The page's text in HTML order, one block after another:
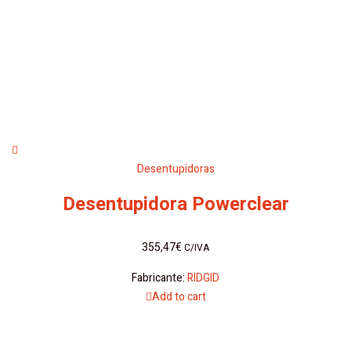
Desentupidoras
Desentupidora Powerclear
355,47€ C/IVA
Fabricante:RIDGID
Add to cart